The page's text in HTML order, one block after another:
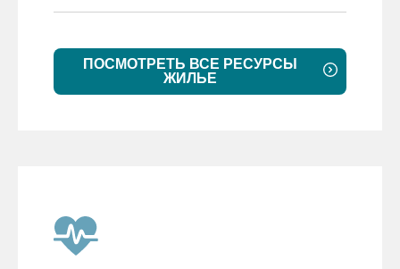
ПОСМОТРЕТЬ ВСЕ РЕСУРСЫ
ЖИЛЬЕ